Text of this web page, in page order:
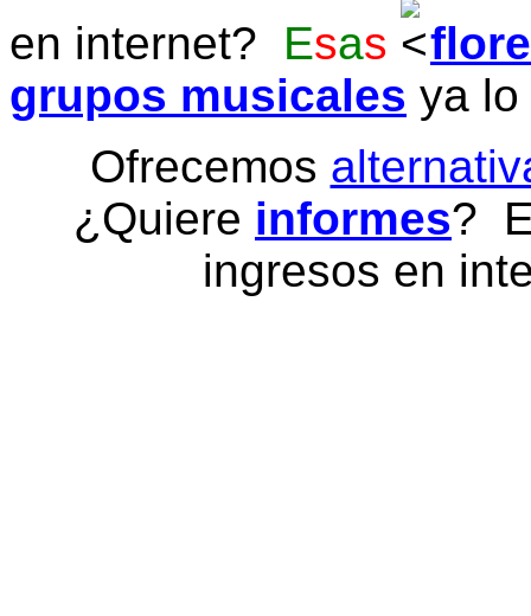
en internet? Esas
grupos musicales ya
Ofrecemos
¿Quiere informes?
ingresos en